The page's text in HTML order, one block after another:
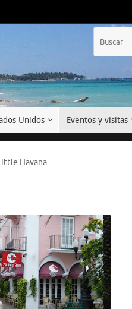
Unidos Eventos y visitas
Havana.